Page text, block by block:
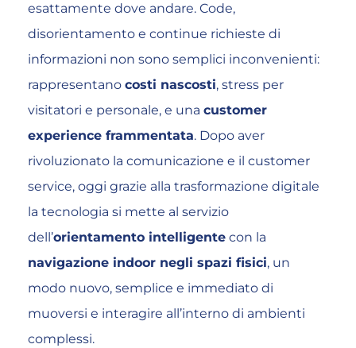
esattamente dove andare. Code,
disorientamento e continue richieste di
informazioni non sono semplici inconvenienti:
rappresentano costi nascosti, stress per
visitatori e personale, e una customer
experience frammentata. Dopo aver
rivoluzionato la comunicazione e il customer
service, oggi grazie alla trasformazione digitale
la tecnologia si mette al servizio
dell’orientamento intelligente con la
navigazione indoor negli spazi fisici, un
modo nuovo, semplice e immediato di
muoversi e interagire all’interno di ambienti
complessi.